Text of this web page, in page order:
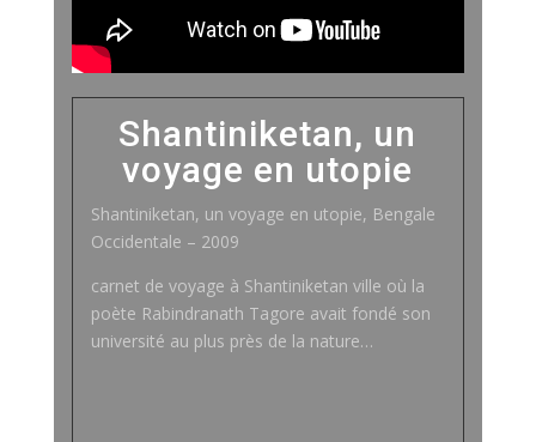
Shantiniketan, un
voyage en utopie
Shantiniketan, un voyage en utopie, Bengale
Occidentale – 2009
carnet de voyage à Shantiniketan ville où la
poète Rabindranath Tagore avait fondé son
université au plus près de la nature…